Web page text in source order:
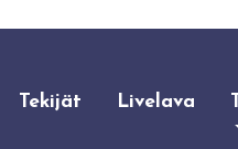
Tekijät Livelava